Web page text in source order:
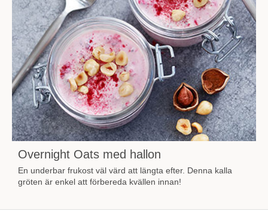
Overnight Oats med hallon
En underbar frukost väl värd att längta efter. Denna kalla
gröten är enkel att förbereda kvällen innan!